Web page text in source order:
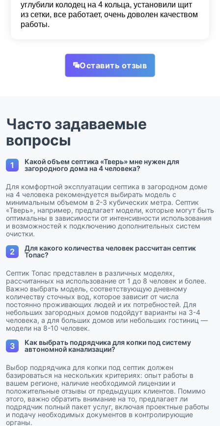
углубили колодец на 4 кольца, установили щит
из сетки, все работает, очень доволен качеством
работы.
Оставить отзыв
Часто задаваемые
вопросы
1
Какой объем септика «Тверь» мне нужен для
загородного дома на 4 человека?
Для комфортной эксплуатации септика в загородном доме
на 4 человека рекомендуется выбирать модель с
минимальным объемом в 2-3 кубических метра. Септик
«Тверь», например, предлагает модели, которые могут быть
оптимальны в зависимости от интенсивности использования
и возможностей к подключению дополнительных систем
очистки.
2
Для какого количества человек рассчитан септик
Топас?
Септик Топас представлен в различных моделях,
рассчитанных на использование от 1 до 8 человек и более.
Важно выбрать модель, соответствующую дневному
количеству сточных вод, которое зависит от числа
постоянно проживающих людей и их потребностей. Для
небольших загородных домов подойдут варианты на 3-4
человека, а для больших домов или небольших гостиниц —
модели на 8-10 человек.
3
Как выбрать подрядчика для копки под систему
автономной канализации?
Выбор подрядчика для копки под септик должен
базироваться на нескольких критериях: опыт работы в
вашем регионе, наличие необходимой лицензии и
положительные отзывы от предыдущих клиентов. Помимо
этого, важно обратить внимание на то, предлагает ли
подрядчик полный пакет услуг, включая проектные работы
и подачу необходимых документов в контролирующие
органы.